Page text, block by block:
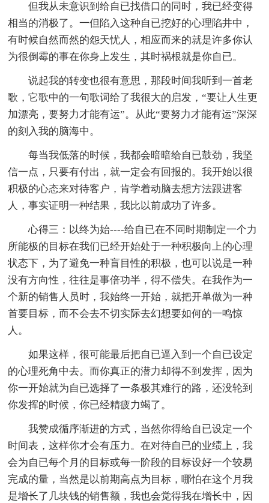
但我从未意识到给自已找借口的同时，我已经变得
相当的消极了。一但陷入这种自已挖好的心理陷井中，
有时候自然而然的怨天忧人，相应而来的就是许多你认
为很倒霉的事在你身上发生，其时祸根就是你自已。
说起我的转变也很有意思，那段时间我听到一首老
歌，它歌中的一句歌词给了我很大的启发，“要让人生更
加漂亮，要努力才能有运”。从此“要努力才能有运”深深
的刻入我的脑海中。
每当我低落的时候，我都会暗暗给自已鼓劲，我坚
信一点，只要有付出，就一定会有回报的。我开始以很
积极的心态来对待客户，肯学着动脑去想方法跟进客
人，事实证明一种结果，我比以前成功了许多。
心得三：以终为始----给自已在不同时期制定一个力
所能极的目标在我们已经开始处于一种积极向上的心理
状态下，为了避免一种盲目性的积极，也可以说是一种
没有方向性，往往是事倍功半，得不偿失。在我作为一
个新的销售人员时，我始终一开始，就把开单做为一种
首要目标，而不会去不切实际去幻想要如何的一鸣惊
人。
如果这样，很可能最后把自已逼入到一个自已设定
的心理死角中去。而你真正的潜力却得不到发挥，因为
你一开始就为自已选择了一条极其难行的路，还没轮到
你发挥的时候，你已经精疲力竭了。
我赞成循序渐进的方式，当然你得给自已设定一个
时间表，这样你才会有压力。在对待自已的业绩上，我
会为自已每个月的目标或每一阶段的目标设好一个较易
完成的量，当然是以前期高点为目标，哪怕在这个月我
是增长了几块钱的销售额，我也会觉得我在增长中，因